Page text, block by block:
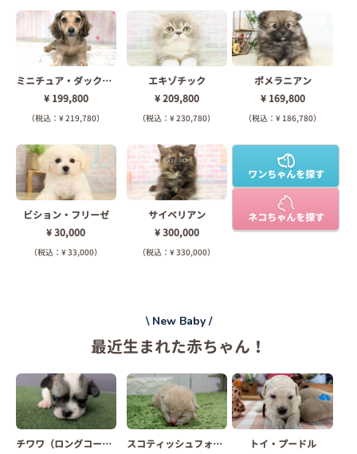
ミニチュア・ダックスフンド
¥ 199,800
（税込：¥ 219,780）
エキゾチック
¥ 209,800
（税込：¥ 230,780）
ポメラニアン
¥ 169,800
（税込：¥ 186,780）
ビション・フリーゼ
¥ 30,000
（税込：¥ 33,000）
サイベリアン
¥ 300,000
（税込：¥ 330,000）
ワンちゃんを探す
ネコちゃんを探す
\ New Baby /
最近生まれた赤ちゃん！
チワワ（ロングコート） スコティッシュフォールド トイ・プードル